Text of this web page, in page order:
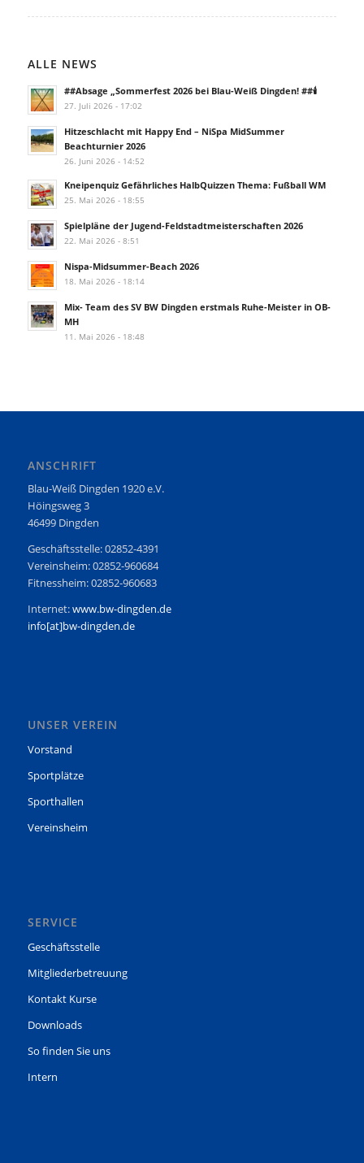
ALLE NEWS
##Absage „Sommerfest 2026 bei Blau-Weiß Dingden! ##🕯️
27. Juli 2026 - 17:02
Hitzeschlacht mit Happy End – NiSpa MidSummer
Beachturnier 2026
26. Juni 2026 - 14:52
Kneipenquiz Gefährliches HalbQuizzen Thema: Fußball WM
25. Mai 2026 - 18:55
Spielpläne der Jugend-Feldstadtmeisterschaften 2026
22. Mai 2026 - 8:51
Nispa-Midsummer-Beach 2026
18. Mai 2026 - 18:14
Mix- Team des SV BW Dingden erstmals Ruhe-Meister in OB-
MH
11. Mai 2026 - 18:48
ANSCHRIFT
Blau-Weiß Dingden 1920 e.V.
Höingsweg 3
46499 Dingden
Geschäftsstelle: 02852-4391
Vereinsheim: 02852-960684
Fitnessheim: 02852-960683
Internet:www.bw-dingden.de
info[at]bw-dingden.de
UNSER VEREIN
Vorstand
Sportplätze
Sporthallen
Vereinsheim
SERVICE
Geschäftsstelle
Mitgliederbetreuung
Kontakt Kurse
Downloads
So finden Sie uns
Intern